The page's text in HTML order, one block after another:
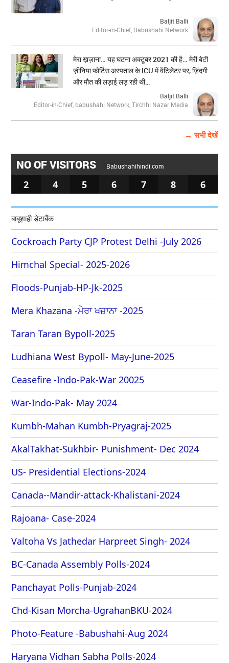
Baljit Balli
Editor-in-Chief, Babushahi Network
मेरा ख़ज़ाना… यह घटना अक्टूबर 2021 की है… मेरी बेटी
ज़ीनिया फोर्टिस अस्पताल के ICU में वेंटिलेटर पर, ज़िंदगी
और मौत की लड़ाई लड़ रही थी…
Baljit Balli
Editor-in-Chief, babushahi Network, Tirchhi Nazar Media
→ सभी देखें
NO OF VISITORS Babushahihindi.com
2 4 5 6 7 8 6
बाबूशाही डेटाबैंक
Cockroach Party CJP Protest Delhi -July 2026
Himchal Special- 2025-2026
Floods-Punjab-HP-Jk-2025
Mera Khazana -ਮੇਰਾ ਖਜ਼ਾਨਾ -2025
Taran Taran Bypoll-2025
Ludhiana West Bypoll- May-June-2025
Ceasefire -Indo-Pak-War 20025
War-Indo-Pak- May 2024
Kumbh-Mahan Kumbh-Pryagraj-2025
AkalTakhat-Sukhbir- Punishment- Dec 2024
US- Presidential Elections-2024
Canada--Mandir-attack-Khalistani-2024
Rajoana- Case-2024
Valtoha Vs Jathedar Harpreet Singh- 2024
BC-Canada Assembly Polls-2024
Panchayat Polls-Punjab-2024
Chd-Kisan Morcha-UgrahanBKU-2024
Photo-Feature -Babushahi-Aug 2024
Haryana Vidhan Sabha Polls-2024